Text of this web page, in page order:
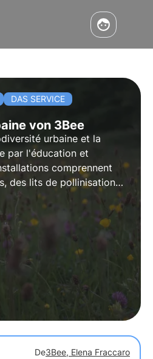
DAS SERVICE
von 3Bee
urbaine et la
par l'éducation et
comprennent
des lits de pollinisation
innovantes. En savoir
De3Bee, Elena Fraccaro